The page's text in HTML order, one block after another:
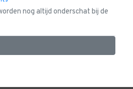
nog altijd onderschat bij de